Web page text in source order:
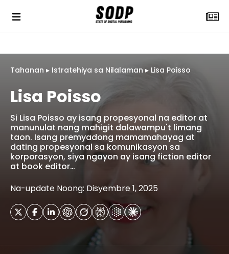
Tahanan ▸ Istratehiya sa Nilalaman ▸ Lisa Poisso
Lisa Poisso
Si Lisa Poisso ay isang propesyonal na editor at
manunulat nang mahigit dalawampu't limang
taon. Isang premyadong mamamahayag at
dating propesyonal sa komunikasyon sa
korporasyon, siya ngayon ay isang fiction editor
at book editor…
Na-update Noong: Disyembre 1, 2025